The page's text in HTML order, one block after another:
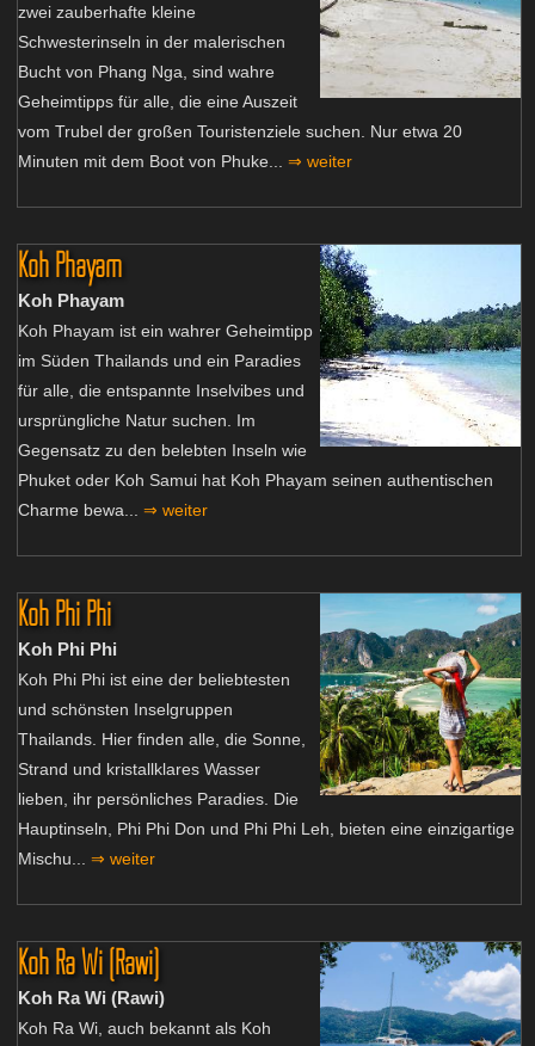
zwei zauberhafte kleine
Schwesterinseln in der malerischen
Bucht von Phang Nga, sind wahre
Geheimtipps für alle, die eine Auszeit
vom Trubel der großen Touristenziele suchen. Nur etwa 20
Minuten mit dem Boot von Phuke... ⇒ weiter
Koh Phayam
Koh Phayam
Koh Phayam ist ein wahrer Geheimtipp
im Süden Thailands und ein Paradies
für alle, die entspannte Inselvibes und
ursprüngliche Natur suchen. Im
Gegensatz zu den belebten Inseln wie
Phuket oder Koh Samui hat Koh Phayam seinen authentischen
Charme bewa... ⇒ weiter
Koh Phi Phi
Koh Phi Phi
Koh Phi Phi ist eine der beliebtesten
und schönsten Inselgruppen
Thailands. Hier finden alle, die Sonne,
Strand und kristallklares Wasser
lieben, ihr persönliches Paradies. Die
Hauptinseln, Phi Phi Don und Phi Phi Leh, bieten eine einzigartige
Mischu... ⇒ weiter
Koh Ra Wi (Rawi)
Koh Ra Wi (Rawi)
Koh Ra Wi, auch bekannt als Koh